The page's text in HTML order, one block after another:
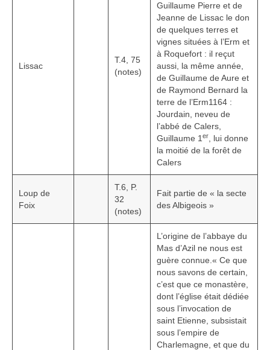
Lissac
T.4, 75
(notes)
Guillaume Pierre et de
Jeanne de Lissac le don
de quelques terres et
vignes situées à l’Erm et
à Roquefort : il reçut
aussi, la même année,
de Guillaume de Aure et
de Raymond Bernard la
terre de l’Erm1164 :
Jourdain, neveu de
l’abbé de Calers,
Guillaume 1 er
, lui donne
la moitié de la forêt de
Calers
Loup de
Foix
T.6, P.
32
(notes)
Fait partie de « la secte
des Albigeois »
L’origine de l’abbaye du
Mas d’Azil ne nous est
guère connue.« Ce que
nous savons de certain,
c’est que ce monastère,
dont l’église était dédiée
sous l’invocation de
saint Etienne, subsistait
sous l’empire de
Charlemagne, et que du